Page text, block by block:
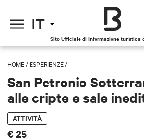
IT
Sito Ufficiale di Informazione turistica
HOME / ESPERIENZE /
San Petronio
alle cripte e sale
ATTIVITÀ
€ 25